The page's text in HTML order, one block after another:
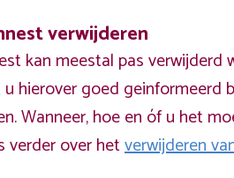
verwijderen
kan meestal pas
hierover goed geinformeerd
Wanneer, hoe en óf u het
verder over hetverwijderen